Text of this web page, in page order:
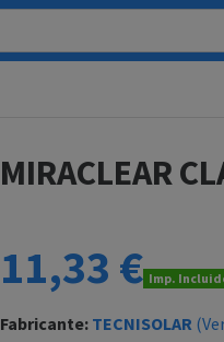
MIRACLEAR
11,33 € Imp.
Fabricante: TECNISOLAR